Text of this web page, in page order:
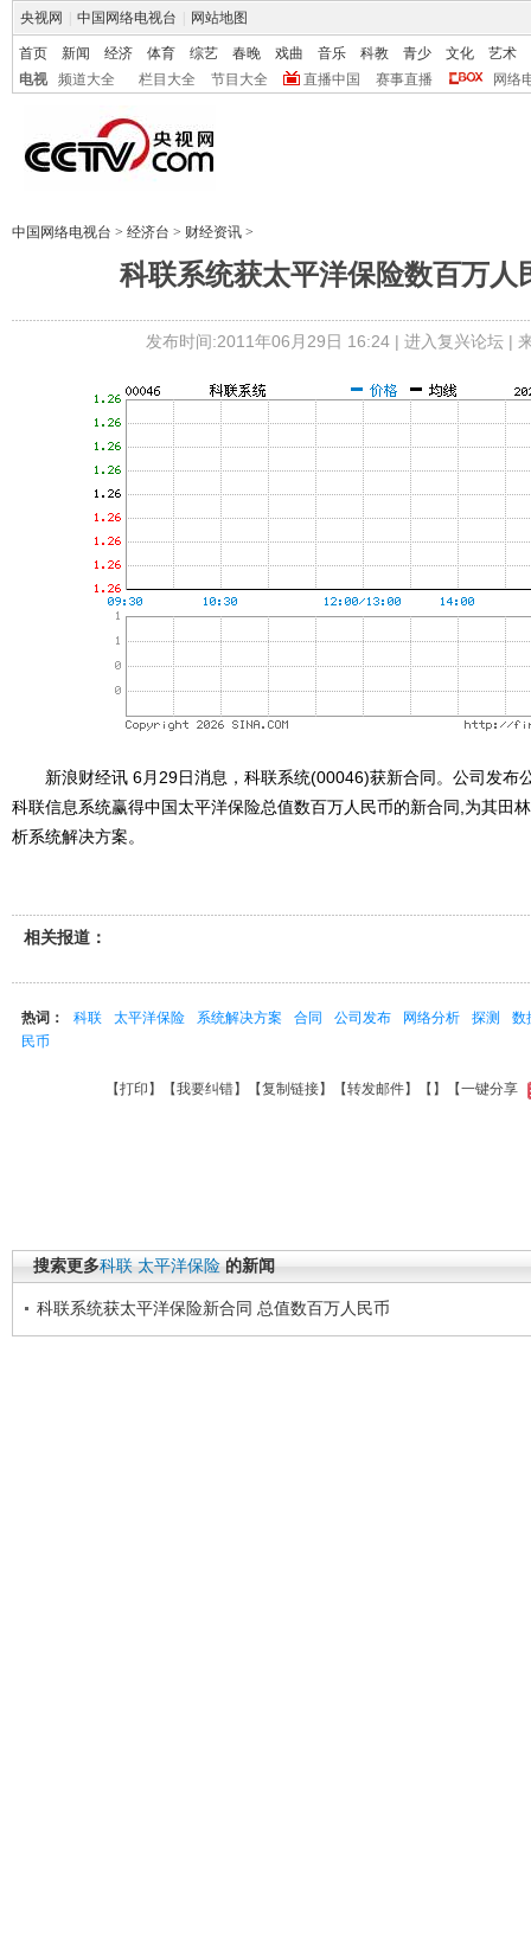
央视网 中国网络电视台 网站地图
首页 新闻 经济 体育 综艺 春晚 戏曲 音乐 科教 青少 文化
艺术
电视
频道大全 栏目大全 节目大全 直播中国 赛事直播 网络
中国网络电视台 > 经济台 > 财经资讯 >
科联系统获太平洋保险数百万人
发布时间:2011年06月29日 16:24 | 进入复兴论坛|
新浪财经讯 6月29日消息，科联系统(00046)获新合同。公司发布
科联信息系统赢得中国太平洋保险总值数百万人民币的新合同,为其田
析系统解决方案。
相关报道：
热词： 科联 太平洋保险 系统解决方案 合同 公司发布 网络分析 探测
数
民币
【打印 】【我要纠错】【复制链接】【转发邮件】【 】 【一键分享
搜索更多科联 太平洋保险 的新闻
科联系统获太平洋保险新合同 总值数百万人民币